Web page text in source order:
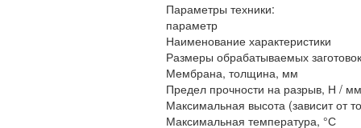
Параметры техники:
параметр
Наименование характеристики
Размеры обрабатываемых
Мембрана, толщина, мм
Предел прочности на разрыв, Н / мм
Максимальная высота (зависит от
Максимальная температура, °С